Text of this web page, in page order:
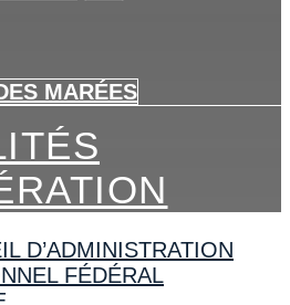
MARÉES
D’ADMINISTRATION
FÉDÉRAL